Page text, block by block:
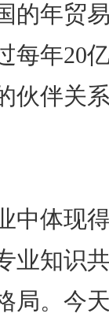
的年贸
每年20
伙伴关
中体现
业知识
局。今